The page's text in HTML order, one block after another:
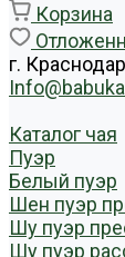
Корзина
г.
Каталог чая
Пуэр
Белый пуэр
Шен пуэр
Шу пуэр
Шу пуэр